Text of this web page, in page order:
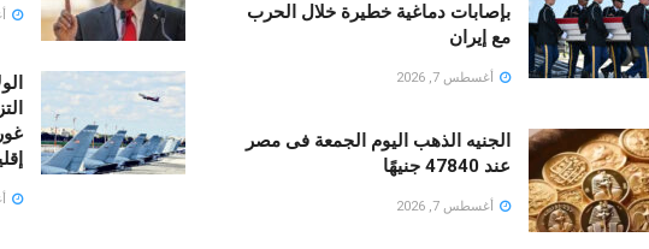
بإصابات دماغية خطيرة خلال الحرب
مع إيران
أغسطس 7, 2026
الجنيه الذهب اليوم الجمعة فى مصر
عند 47840 جنيهًا
أغسطس 7, 2026